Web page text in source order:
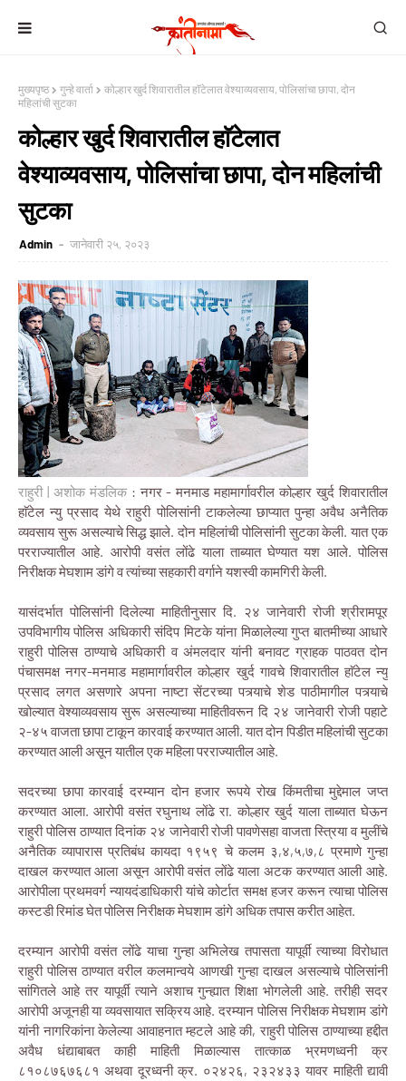
मुख्यपृष्ठ गुन्हे वार्ता
कोल्हार खुर्द शिवारातील हाॅटेलात वेश्याव्यवसाय, पोलिसांचा छापा, दोन
महिलांची सुटका
कोल्हार खुर्द शिवारातील हाॅटेलात
वेश्याव्यवसाय, पोलिसांचा छापा, दोन महिलांची
सुटका
Admin जानेवारी २५, २०२३
राहुरी | अशोक मंडलिक: नगर - मनमाड महामार्गावरील कोल्हार खुर्द शिवारातील
हाॅटेल न्यु प्रसाद येथे राहुरी पोलिसांनी टाकलेल्या छाप्यात पुन्हा अवैध अनैतिक
व्यवसाय सुरू असल्याचे सिद्ध झाले. दोन महिलांची पोलिसांनी सुटका केली. यात एक
परराज्यातील आहे. आरोपी वसंत लोंढे याला ताब्यात घेण्यात यश आले. पोलिस
निरीक्षक मेघशाम डांगे व त्यांच्या सहकारी वर्गाने यशस्वी कामगिरी केली.
यासंदर्भात पोलिसांनी दिलेल्या माहितीनुसार दि. २४ जानेवारी रोजी श्रीरामपूर
उपविभागीय पोलिस अधिकारी संदिप मिटके यांना मिळालेल्या गुप्त बातमीच्या आधारे
राहुरी पोलिस ठाण्याचे अधिकारी व अंमलदार यांनी बनावट ग्राहक पाठवत दोन
पंचासमक्ष नगर-मनमाड महामार्गावरील कोल्हार खुर्द गावचे शिवारातील हाॅटेल न्यु
प्रसाद लगत असणारे अपना नाष्टा सेंटरच्या पत्र्याचे शेड पाठीमागील पत्र्याचे
खोल्यात वेश्याव्यवसाय सुरू असल्याच्या माहितीवरून दि २४ जानेवारी रोजी पहाटे
२-४५ वाजता छापा टाकून कारवाई करण्यात आली. यात दोन पिडीत महिलांची सुटका
करण्यात आली असून यातील एक महिला परराज्यातील आहे.
सदरच्या छापा कारवाई दरम्यान दोन हजार रूपये रोख किंमतीचा मुद्देमाल जप्त
करण्यात आला. आरोपी वसंत रघुनाथ लोंढे रा. कोल्हार खुर्द याला ताब्यात घेऊन
राहुरी पोलिस ठाण्यात दिनांक २४ जानेवारी रोजी पावणेसहा वाजता स्त्रिया व मुलींचे
अनैतिक व्यापारास प्रतिबंध कायदा १९५९ चे कलम ३,४,५,७,८ प्रमाणे गुन्हा
दाखल करण्यात आला असून आरोपी वसंत लोंढे याला अटक करण्यात आली आहे.
आरोपीला प्रथमवर्ग न्यायदंडाधिकारी यांचे कोर्टात समक्ष हजर करून त्याचा पोलिस
कस्टडी रिमांड घेत पोलिस निरीक्षक मेघशाम डांगे अधिक तपास करीत आहेत.
दरम्यान आरोपी वसंत लोंढे याचा गुन्हा अभिलेख तपासता यापूर्वी त्याच्या विरोधात
राहुरी पोलिस ठाण्यात वरील कलमान्वये आणखी गुन्हा दाखल असल्याचे पोलिसांनी
सांगितले आहे तर यापूर्वी त्याने अशाच गुन्ह्यात शिक्षा भोगलेली आहे. तरीही सदर
आरोपी अजूनही या व्यवसायात सक्रिय आहे. दरम्यान पोलिस निरीक्षक मेघशाम डांगे
यांनी नागरिकांना केलेल्या आवाहनात म्हटले आहे की, राहुरी पोलिस ठाण्याच्या हद्दीत
अवैध धंद्याबाबत काही माहिती मिळाल्यास तात्काळ भ्रमणध्वनी क्र
८१०८७६७६८१ अथवा दूरध्वनी क्र. ०२४२६, २३२४३३ यावर माहिती द्यावी